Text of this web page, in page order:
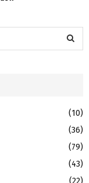
A
R
H
(10)
(36)
(79)
(43)
(22)